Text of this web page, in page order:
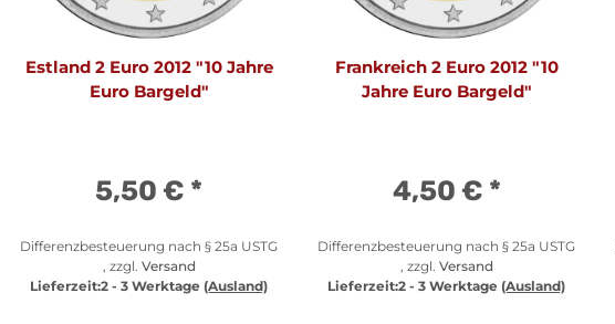
Estland 2 Euro 2012 "10 Jahre
Euro Bargeld"
5,50 € *
Differenzbesteuerung nach § 25a USTG
, zzgl. Versand
Lieferzeit:2 - 3 Werktage (Ausland)
Frankreich 2 Euro 2012 "10
Jahre Euro Bargeld"
4,50 € *
Differenzbesteuerung nach § 25a USTG
, zzgl. Versand
Lieferzeit:2 - 3 Werktage (Ausland)